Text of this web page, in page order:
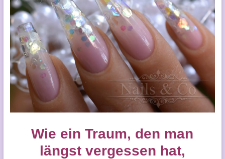
Wie ein Traum, den man
längst vergessen hat,